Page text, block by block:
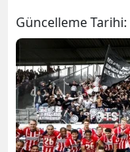
Güncelleme Tarihi: